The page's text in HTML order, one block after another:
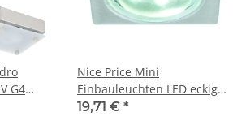
G4
Nice Price Mini
Einbauleuchten LED eckig
5x0,5W 3,6VA 230/12V
19,71 € *